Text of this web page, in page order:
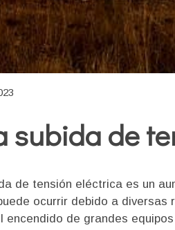
subida de
de tensión eléctrica es un
ocurrir debido a
encendido de grandes